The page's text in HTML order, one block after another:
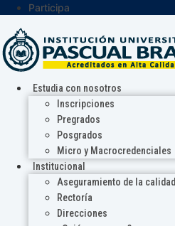
Participa
Estudia con nosotros
Inscripciones
Pregrados
Posgrados
Micro y Macrocredenciales
Institucional
Aseguramiento de la calidad
Rectoría
Direcciones